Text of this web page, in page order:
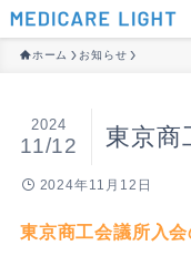
ホーム お知らせ
東京商
2024
11/12
2024年11月12日
東京商工会議所入